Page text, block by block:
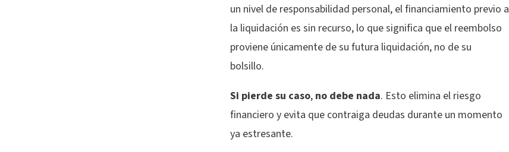
un nivel de responsabilidad personal, el financiamiento previo a
la liquidación es sin recurso, lo que significa que el reembolso
proviene únicamente de su futura liquidación, no de su
bolsillo.
Si pierde su caso, no debe nada. Esto elimina el riesgo
financiero y evita que contraiga deudas durante un momento
ya estresante.